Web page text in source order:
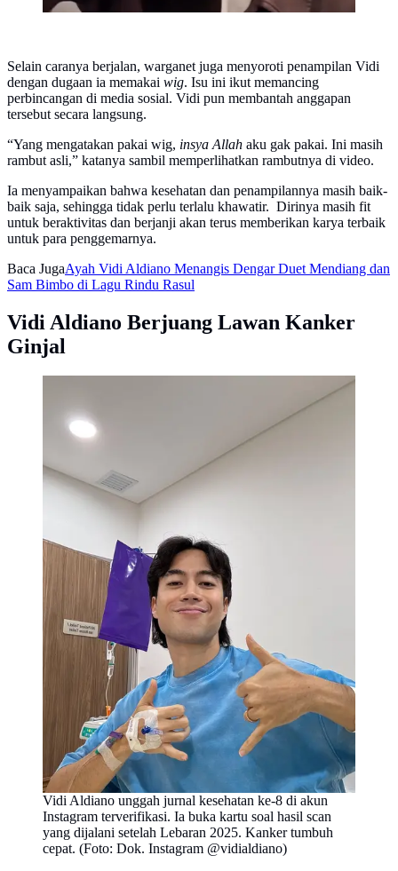
Selain caranya berjalan, warganet juga menyoroti penampilan Vidi
dengan dugaan ia memakai wig. Isu ini ikut memancing
perbincangan di media sosial. Vidi pun membantah anggapan
tersebut secara langsung.
“Yang mengatakan pakai wig, insya Allah aku gak pakai. Ini masih
rambut asli,” katanya sambil memperlihatkan rambutnya di video.
Ia menyampaikan bahwa kesehatan dan penampilannya masih baik-
baik saja, sehingga tidak perlu terlalu khawatir. Dirinya masih fit
untuk beraktivitas dan berjanji akan terus memberikan karya terbaik
untuk para penggemarnya.
Baca JugaAyah Vidi Aldiano Menangis Dengar Duet Mendiang dan
Sam Bimbo di Lagu Rindu Rasul
Vidi Aldiano Berjuang Lawan Kanker
Ginjal
Vidi Aldiano unggah jurnal kesehatan ke-8 di akun
Instagram terverifikasi. Ia buka kartu soal hasil scan
yang dijalani setelah Lebaran 2025. Kanker tumbuh
cepat. (Foto: Dok. Instagram @vidialdiano)